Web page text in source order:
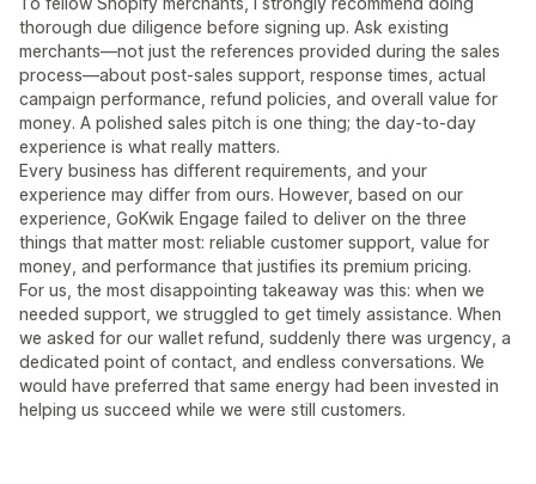
thorough due diligence before signing up. Ask existing
merchants—not just the references provided during the sales
process—about post-sales support, response times, actual
campaign performance, refund policies, and overall value for
money. A polished sales pitch is one thing; the day-to-day
experience is what really matters.
Every business has different requirements, and your
experience may differ from ours. However, based on our
experience, GoKwik Engage failed to deliver on the three
things that matter most: reliable customer support, value for
money, and performance that justifies its premium pricing.
For us, the most disappointing takeaway was this: when we
needed support, we struggled to get timely assistance. When
we asked for our wallet refund, suddenly there was urgency, a
dedicated point of contact, and endless conversations. We
would have preferred that same energy had been invested in
helping us succeed while we were still customers.